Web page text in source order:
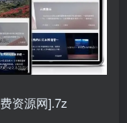
资源网].7z